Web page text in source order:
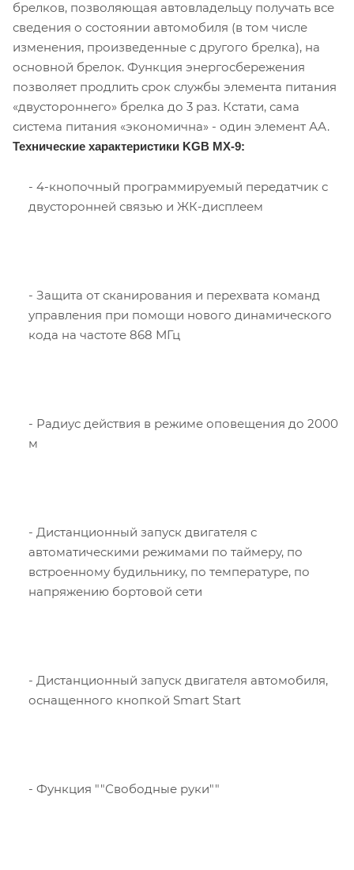
брелков, позволяющая автовладельцу получать все
сведения о состоянии автомобиля (в том числе
изменения, произведенные с другого брелка), на
основной брелок. Функция энергосбережения
позволяет продлить срок службы элемента питания
«двустороннего» брелка до 3 раз. Кстати, сама
система питания «экономична» - один элемент АА.
Технические характеристики KGB MX-9:
- 4-кнопочный программируемый передатчик с
двусторонней связью и ЖК-дисплеем
- Защита от сканирования и перехвата команд
управления при помощи нового динамического
кода на частоте 868 МГц
- Радиус действия в режиме оповещения до 2000
м
- Дистанционный запуск двигателя с
автоматическими режимами по таймеру, по
встроенному будильнику, по температуре, по
напряжению бортовой сети
- Дистанционный запуск двигателя автомобиля,
оснащенного кнопкой Smart Start
- Функция ""Свободные руки""